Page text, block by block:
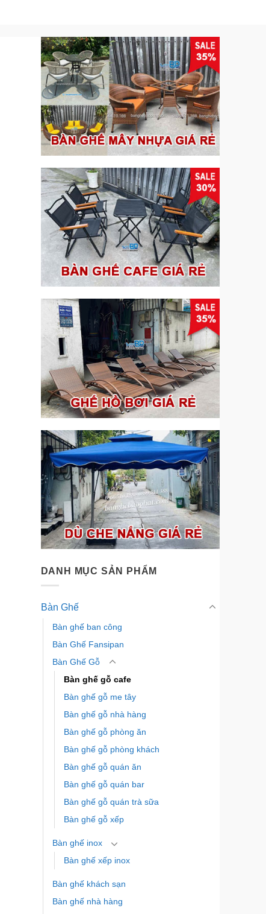
DANH MỤC SẢN PHẨM
Bàn Ghế
Bàn ghế ban công
Bàn Ghế Fansipan
Bàn Ghế Gỗ
Bàn ghế gỗ cafe
Bàn ghế gỗ me tây
Bàn ghế gỗ nhà hàng
Bàn ghế gỗ phòng ăn
Bàn ghế gỗ phòng khách
Bàn ghế gỗ quán ăn
Bàn ghế gỗ quán bar
Bàn ghế gỗ quán trà sữa
Bàn ghế gỗ xếp
Bàn ghế inox
Bàn ghế xếp inox
Bàn ghế khách sạn
Bàn ghế nhà hàng